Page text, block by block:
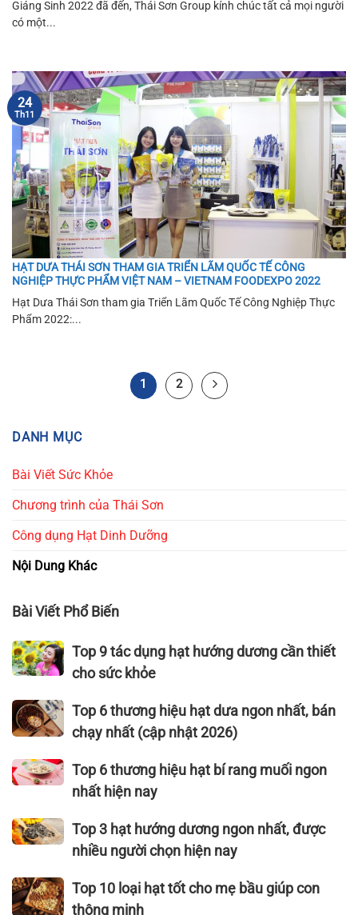
Giáng Sinh 2022 đã đến, Thái Sơn Group kính chúc tất cả mọi người
có một...
HẠT DƯA THÁI SƠN THAM GIA TRIỂN LÃM QUỐC TẾ CÔNG
NGHIỆP THỰC PHẨM VIỆT NAM – VIETNAM FOODEXPO 2022
Hạt Dưa Thái Sơn tham gia Triển Lãm Quốc Tế Công Nghiệp Thực
Phẩm 2022:...
24
Th11
1 2
DANH MỤC
Bài Viết Sức Khỏe
Chương trình của Thái Sơn
Công dụng Hạt Dinh Dưỡng
Nội Dung Khác
Bài Viết Phổ Biến
Top
9
dụng
hạt
dương
cần
cho
sức
Top 9 tác dụng hạt hướng dương cần thiết
cho sức khỏe
Top
6
hiệu hạt
dưa
nhất,
bán
nhất
(cập
Top 6 thương hiệu hạt dưa ngon nhất, bán
chạy nhất (cập nhật 2026)
Top
6
hiệu
hạt
rang
muối
Top 6 thương hiệu hạt bí rang muối ngon
nhất hiện nay
Top
3
hướng
dương
Top 3 hạt hướng dương ngon nhất, được
nhiều người chọn hiện nay
Top
10
Top 10 loại hạt tốt cho mẹ bầu giúp con
thông minh